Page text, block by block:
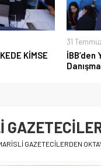
KİMSE
31
GAZETECİLERDEN